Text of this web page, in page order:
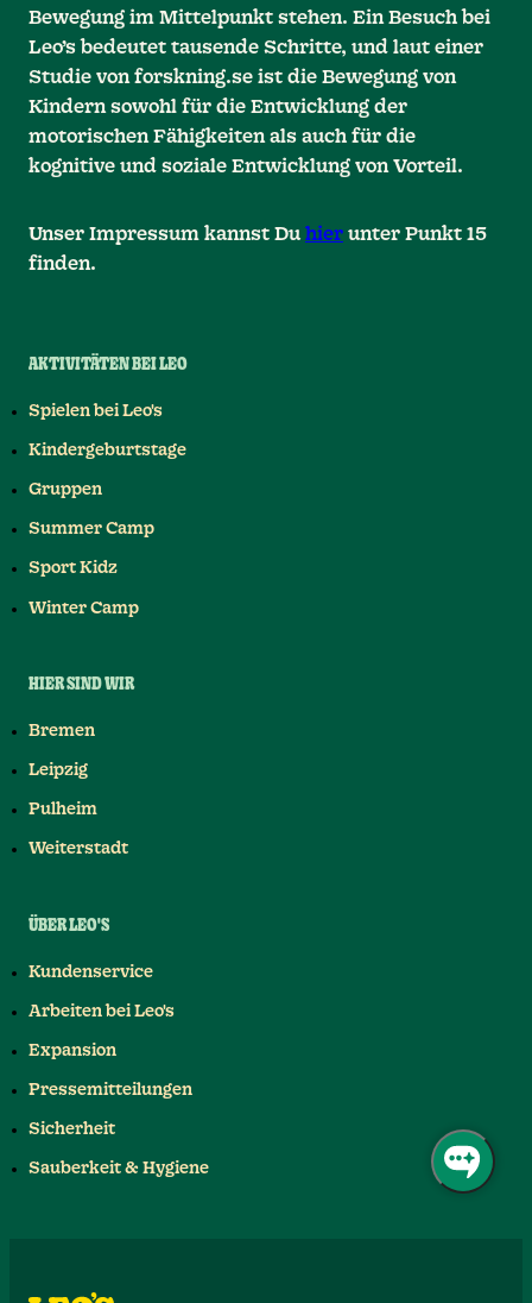
Bewegung im Mittelpunkt stehen. Ein Besuch bei
Leo’s bedeutet tausende Schritte, und laut einer
Studie von forskning.se ist die Bewegung von
Kindern sowohl für die Entwicklung der
motorischen Fähigkeiten als auch für die
kognitive und soziale Entwicklung von Vorteil.
Unser Impressum kannst Du hier unter Punkt 15
finden.
AKTIVITÄTEN BEI LEO
Spielen bei Leo's
Kindergeburtstage
Gruppen
Summer Camp
Sport Kidz
Winter Camp
HIER SIND WIR
Bremen
Leipzig
Pulheim
Weiterstadt
ÜBER LEO'S
Kundenservice
Arbeiten bei Leo's
Expansion
Pressemitteilungen
Sicherheit
Sauberkeit & Hygiene